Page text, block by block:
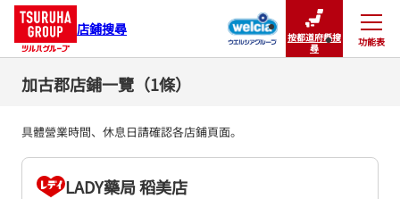
店鋪搜尋
按都道府縣搜
尋
功能表
關閉
加古郡店鋪一覽（1條）
具體營業時間、休息日請確認各店鋪頁面。
LADY藥局 稻美店